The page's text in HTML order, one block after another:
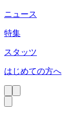
ニュース
特集
スタッツ
はじめての方へ